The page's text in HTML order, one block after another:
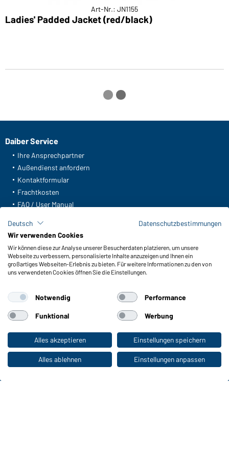
Zum Privatkunden-Shop
Art-Nr.: JN1155
Ladies' Padded Jacket (red/black)
Daiber Service
Ihre Ansprechpartner
Außendienst anfordern
Kontaktformular
Frachtkosten
FAQ / User Manual
Meldeportal nach Hinweisgeberschutz
Funktionen & Pflege
Produkteigenschaften
Pflegehinweise
Farben
WORKWEAR COLLECTION
Die ideale Wahl für Professionals: Kollektionen
entdecken!
Deutsch
Datenschutzbestimmungen
Wir verwenden Cookies
Wir können diese zur Analyse unserer Besucherdaten platzieren, um unsere
Webseite zu verbessern, personalisierte Inhalte anzuzeigen und Ihnen ein
großartiges Webseiten-Erlebnis zu bieten. Für weitere Informationen zu den von
uns verwendeten Cookies öffnen Sie die Einstellungen.
Notwendig Performance
Funktional Werbung
Alles akzeptieren Einstellungen speichern
Alles ablehnen Einstellungen anpassen